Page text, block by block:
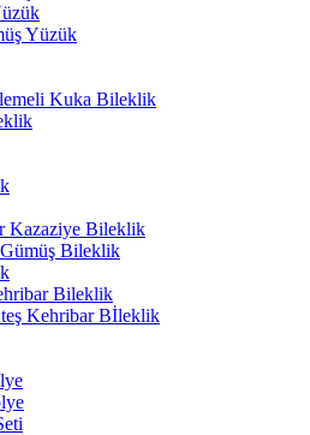
Yüzük
Kuka Bileklik
Kazaziye Bileklik
Bileklik
Bileklik
Kehribar Bİleklik